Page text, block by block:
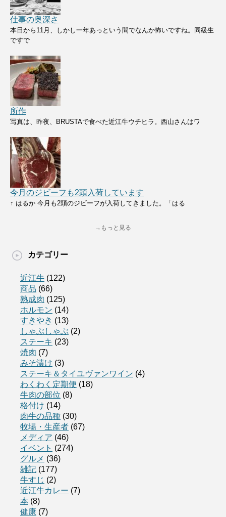
仕事の奥深さ
本日から11月、しかし一年あっという間でなんか怖いですね。同級生
ですで
所作
写真は、昨夜、BRUSTAで食べた近江牛ウチヒラ。西山さんはワ
今月のジビーフも2頭入荷しています
↑ はるか 今月も2頭のジビーフが入荷してきました。「はる
→もっと見る
カテゴリー
近江牛 (122)
商品 (66)
熟成肉 (125)
ホルモン (14)
すきやき (13)
しゃぶしゃぶ (2)
ステーキ (23)
焼肉 (7)
みそ漬け (3)
ステーキ＆タイユヴァンワイン (4)
わくわく定期便 (18)
牛肉の部位 (8)
格付け (14)
肉牛の品種 (30)
牧場・生産者 (67)
メディア (46)
イベント (274)
グルメ (36)
雑記 (177)
牛すじ (2)
近江牛カレー (7)
本 (8)
健康 (7)